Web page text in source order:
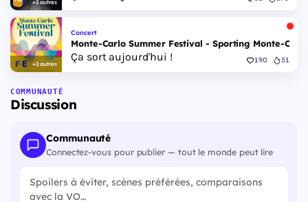
+2 autres
+2 autres
Concert
Monte-Carlo Summer Festival - Sporting Monte-
Ça sort aujourd'hui ! 190 51
COMMUNAUTÉ
Discussion
Communauté
Connectez-vous pour publier — tout le monde peut lire